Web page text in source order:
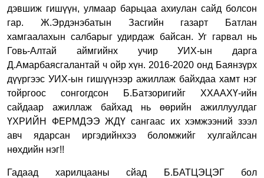
дэвшиж гишүүн, улмаар барьцаа ахиулан сайд болсон
гар. Ж.Эрдэнэбатын Засгийн газарт Батлан
хамгаалахын салбарыг удирдаж байсан. Уг гарвал нь
Говь-Алтай аймгийнх учир УИХ-ын дарга
Д.Амарбаясгалантай ч ойр хүн. 2016-2020 онд Баянзүрх
дүүргээс УИХ-ын гишүүнээр ажиллаж байхдаа хамт нэг
тойргоос сонгогдсон Б.Батзоригийг ХХААХҮ-ийн
сайдаар ажиллаж байхад нь өөрийн ажиллуулдаг
ҮХРИЙН ФЕРМДЭЭ ЖДҮ сангаас их хэмжээний зээл
авч ядарсан иргэдийнхээ боломжийг хулгайлсан
нөхдийн нэг!!
Гадаад харилцааны сйад Б.БАТЦЭЦЭГ бол